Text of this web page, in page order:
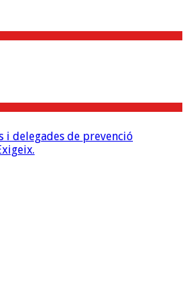
i delegades de prevenció